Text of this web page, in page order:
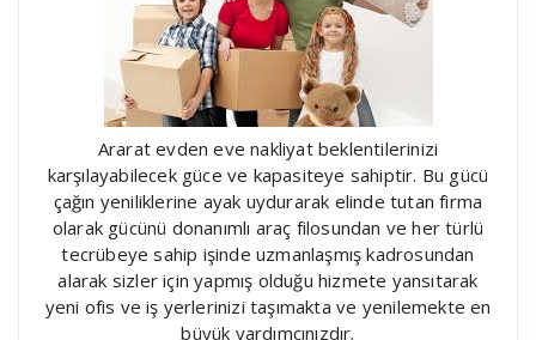
Ararat evden eve nakliyat beklentilerinizi
karşılayabilecek güce ve kapasiteye sahiptir. Bu gücü
çağın yeniliklerine ayak uydurarak elinde tutan firma
olarak gücünü donanımlı araç filosundan ve her türlü
tecrübeye sahip işinde uzmanlaşmış kadrosundan
alarak sizler için yapmış olduğu hizmete yansıtarak
yeni ofis ve iş yerlerinizi taşımakta ve yenilemekte en
büyük yardımcınızdır.